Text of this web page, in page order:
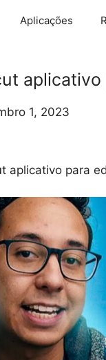
Aplicações
1, 2023
aplicativo para